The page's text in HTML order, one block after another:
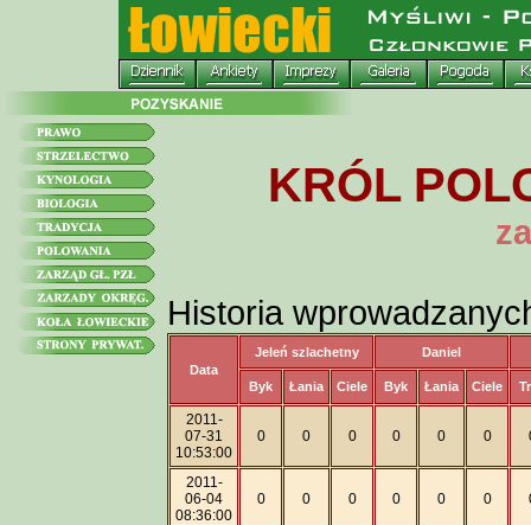
KRÓL
Historia
Data
Jeleń szlachetny Daniel
Byk Łania Ciele Byk Łania Ciele
2011-
07-31
10:53:00
0 0 0 0 0 0
2011-
06-04
08:36:00
0 0 0 0 0 0